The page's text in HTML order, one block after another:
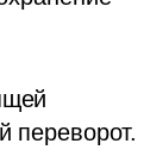
переворот.